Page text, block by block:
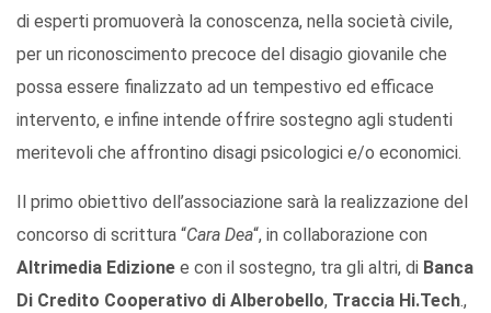
di esperti promuoverà la conoscenza, nella società civile,
per un riconoscimento precoce del disagio giovanile che
possa essere finalizzato ad un tempestivo ed efficace
intervento, e infine intende offrire sostegno agli studenti
meritevoli che affrontino disagi psicologici e/o economici.
Il primo obiettivo dell’associazione sarà la realizzazione del
concorso di scrittura “Cara Dea“, in collaborazione con
Altrimedia Edizione e con il sostegno, tra gli altri, di Banca
Di Credito Cooperativo di Alberobello, Traccia Hi.Tech.,